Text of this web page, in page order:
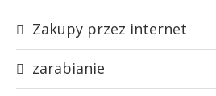
Zakupy przez internet
zarabianie